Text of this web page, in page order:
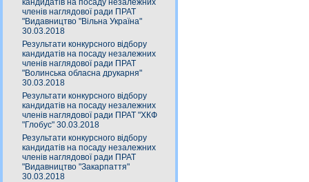
кандидатів на посаду незалежних
членів наглядової ради ПРАТ
"Видавництво "Вільна Україна"
30.03.2018
Результати конкурсного відбору
кандидатів на посаду незалежних
членів наглядової ради ПРАТ
"Волинська обласна друкарня"
30.03.2018
Результати конкурсного відбору
кандидатів на посаду незалежних
членів наглядової ради ПРАТ "ХКФ
"Глобус" 30.03.2018
Результати конкурсного відбору
кандидатів на посаду незалежних
членів наглядової ради ПРАТ
"Видавництво "Закарпаття"
30.03.2018